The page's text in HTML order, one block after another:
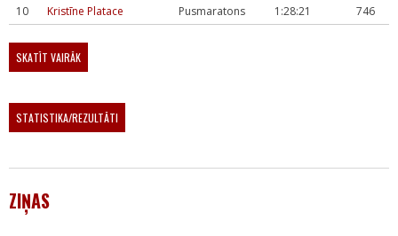
10
Kristīne Platace Pusmaratons 1:28:21 746
SKATĪT VAIRĀK
STATISTIKA/REZULTĀTI
ZIŅAS